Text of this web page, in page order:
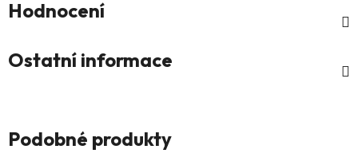
Hodnocení
Ostatní informace
Podobné produkty